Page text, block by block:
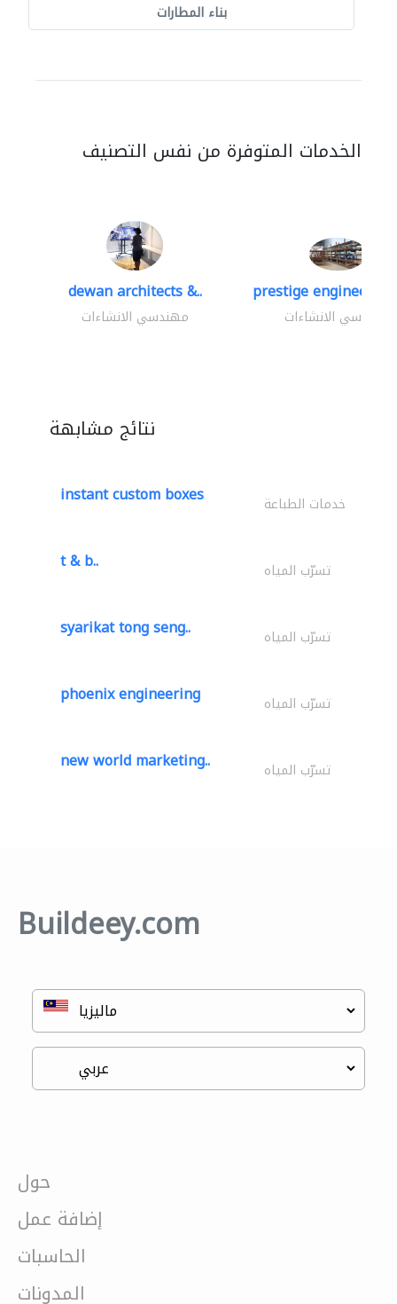
بناء المطارات
الخدمات المتوفرة من نفس التصنيف
dewan architects &..
مهندسي الانشاءات
prestige
مهندسي الانشاءات
نتائج مشابهة
instant custom boxes خدمات الطباعة
t & b.. تسرّب المياه
syarikat tong seng.. تسرّب المياه
phoenix engineering تسرّب المياه
new world marketing.. تسرّب المياه
Buildeey.com
حول
إضافة عمل
الحاسبات
المدونات